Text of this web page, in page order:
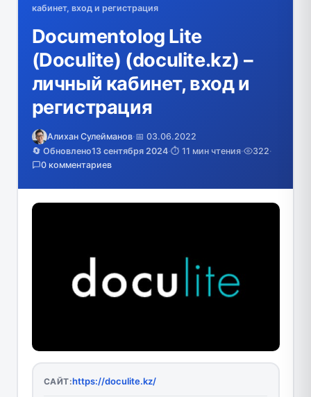
кабинет, вход и регистрация
Documentolog Lite
(Doculite) (doculite.kz) –
личный кабинет, вход и
регистрация
Алихан Сулейманов·📅 03.06.2022
🔄 Обновлено13 сентября 2024·⏱️ 11 мин чтения· 322·
0 комментариев
САЙТ:https://doculite.kz/